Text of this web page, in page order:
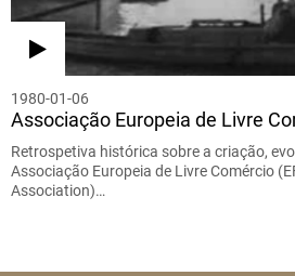
1980-01-06
Associação Europeia de Livre
Retrospetiva histórica sobre a criação,
Associação Europeia de Livre Comércio
Association)…